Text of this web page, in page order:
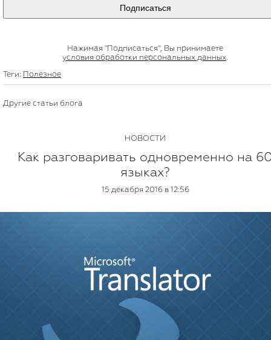
Подписаться
Нажимая "Подписаться", Вы принимаете
условия обработки персональных данных
Теги: Полезное
Другие статьи блога
НОВОСТИ
Как разговаривать одновременно на
языках?
15 декабря 2016 в 12:56